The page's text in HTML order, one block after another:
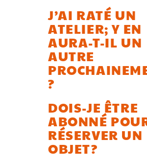
J’AI RATÉ UN
ATELIER; Y EN
AURA-T-IL UN
AUTRE
?
DOIS-JE ÊTRE
ABONNÉ
RÉSERVER UN
OBJET?